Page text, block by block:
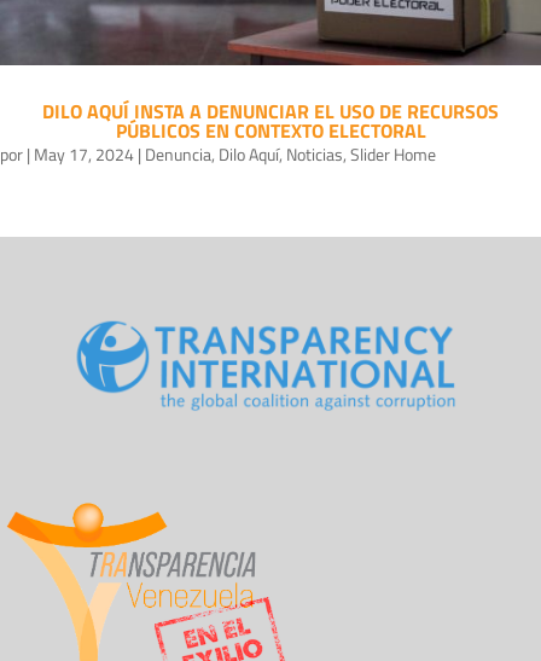
DILO AQUÍ INSTA A DENUNCIAR EL USO DE RECURSOS
PÚBLICOS EN CONTEXTO ELECTORAL
por| May 17, 2024| Denuncia, Dilo Aquí, Noticias,Slider Home